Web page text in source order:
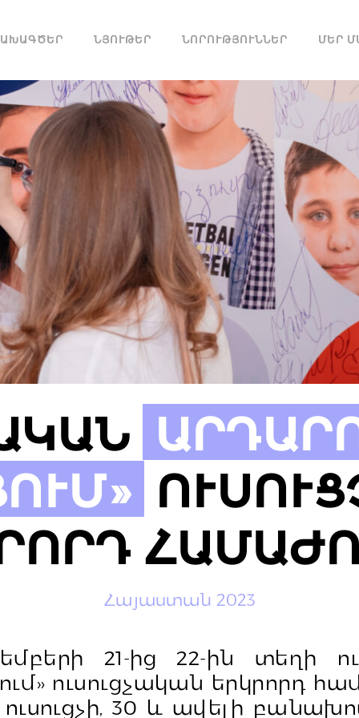
ՆՅՈՒԹԵՐ ՆՈՐՈՒԹՅՈՒՆՆԵՐ ՄԵՐ
Հայաստան 2023
21-ից 22-ին տեղի
ուսուցչական երկրորդ
30 և ավելի